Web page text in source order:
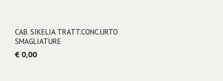
CAB. SIKELIA TRATT.CONC.URTO
SMAGLIATURE
€ 0,00